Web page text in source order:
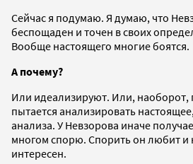
Сейчас я подумаю. Я думаю, что
беспощаден и точен в своих
Вообще настоящего многие боятся.
А почему?
Или идеализируют. Или, наоборот,
пытается анализировать
анализа. У Невзорова иначе
многом спорю. Спорить он любит и
интересен.